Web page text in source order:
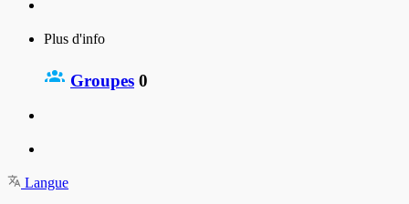
Plus d'info
Groupes 0
Langue